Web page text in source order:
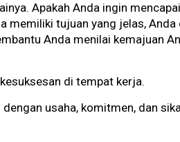
Apakah Anda ingin
memiliki tujuan yang jelas,
Anda menilai kemajuan
di tempat kerja.
usaha, komitmen, dan